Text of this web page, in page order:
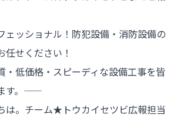
ェッショナル！防犯設備・消防設備の
任せください！
・低価格・スピーディな設備工事を皆
――
は。チーム★トウカイセツビ広報担当